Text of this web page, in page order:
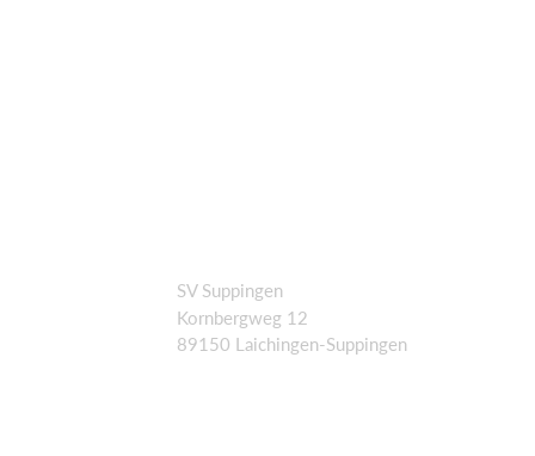
SV Suppingen
Kornbergweg 12
89150 Laichingen-Suppingen